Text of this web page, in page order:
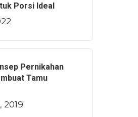
Porsi Ideal
Pernikahan
Tamu
2019